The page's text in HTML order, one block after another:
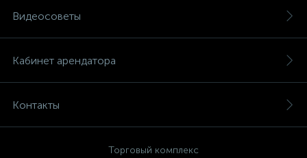
Видеосоветы
Кабинет арендатора
Контакты
Торговый комплекс